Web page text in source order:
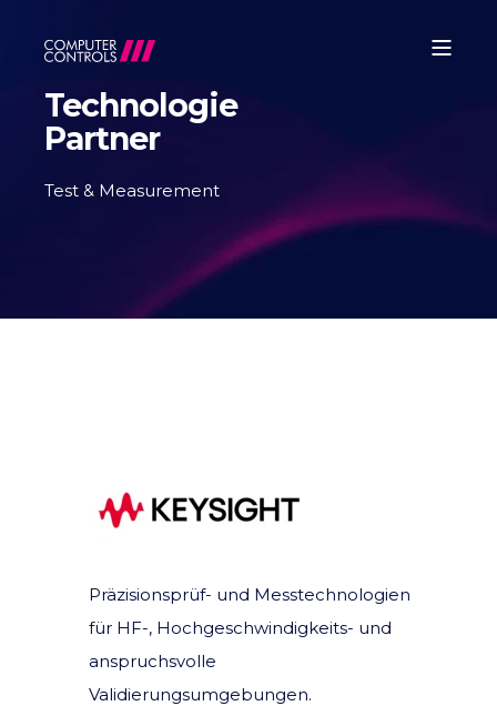
Technologie
Partner
Test & Measurement
Präzisionsprüf- und Messtechnologien
für HF-, Hochgeschwindigkeits- und
anspruchsvolle
Validierungsumgebungen.